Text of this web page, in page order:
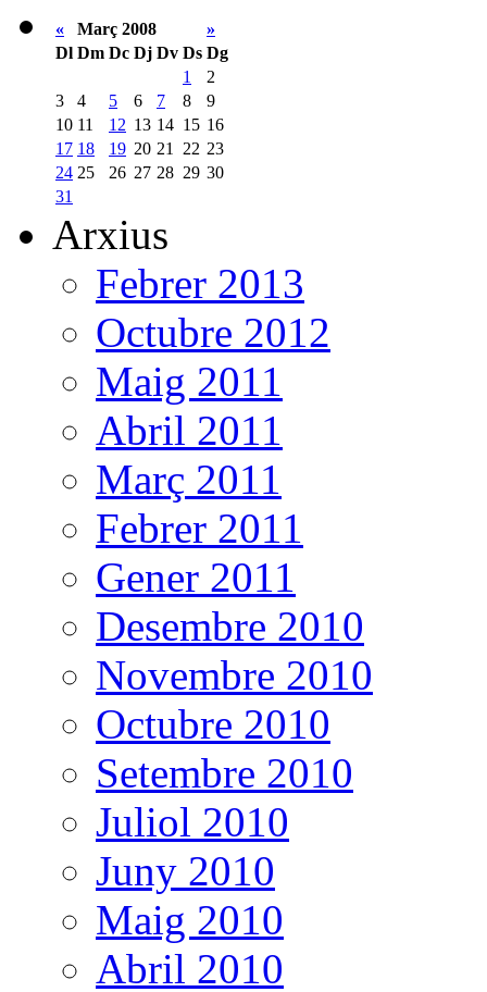
« Març 2008
»
Dl Dm Dc Dj Dv Ds Dg
1
2
3
4 5 6 7 8
9
10 11 12 13 14 15 16
17 18 19 20 21 22 23
24 25 26 27 28 29 30
31
Arxius
Febrer 2013
Octubre 2012
Maig 2011
Abril 2011
Març 2011
Febrer 2011
Gener 2011
Desembre 2010
Novembre 2010
Octubre 2010
Setembre 2010
Juliol 2010
Juny 2010
Maig 2010
Abril 2010